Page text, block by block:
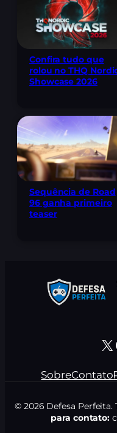
Confira tudo que
rolou no THQ
Showcase 2026
Sequência de Road
96 ganha primeiro
teaser
X
SobreContato
© 2026 Defesa Perfeita.
para contato: